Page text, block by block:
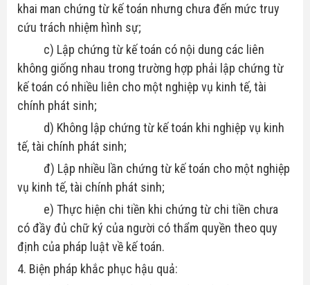
khai man chứng từ kế toán nhưng chưa đến mức truy
cứu trách nhiệm hình sự;
c) Lập chứng từ kế toán có nội dung các liên
không giống nhau trong trường hợp phải lập chứng từ
kế toán có nhiều liên cho một nghiệp vụ kinh tế, tài
chính phát sinh;
d) Không lập chứng từ kế toán khi nghiệp vụ kinh
tế, tài chính phát sinh;
đ) Lập nhiều lần chứng từ kế toán cho một nghiệp
vụ kinh tế, tài chính phát sinh;
e) Thực hiện chi tiền khi chứng từ chi tiền chưa
có đầy đủ chữ ký của người có thẩm quyền theo quy
định của pháp luật về kế toán.
4. Biện pháp khắc phục hậu quả: